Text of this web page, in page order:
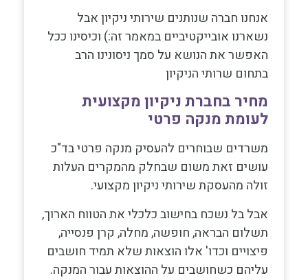
אנחנו חברה שנותנים שירותי ניקיון אבל
נשארנו אובייקטיביים במאמר זה:) וכיסינו ככל
האפשר את הנושא על סמך ניסונינו הרב
בתחום שרותי הניקיון
מחיר בחברת ניקיון מקצועית
לעומת מנקה פרטי
משרדים שבוחרים להעסיק מנקה פרטי בד"כ
עושים זאת משום שבחלק מהמקרים העלות
זולה מהעסקת שירותי ניקיון מקצועי.
אבל בל נשכח בחישוב כלכלי את הטווח הארוך,
תשלום הבראה, חופשה, מחלה, קרן פנסייה,
פיצויים וכדו' אלו הוצאות שלא תמיד חושבים
עליהם כשחושבים על ההוצאות עבור המנקה.